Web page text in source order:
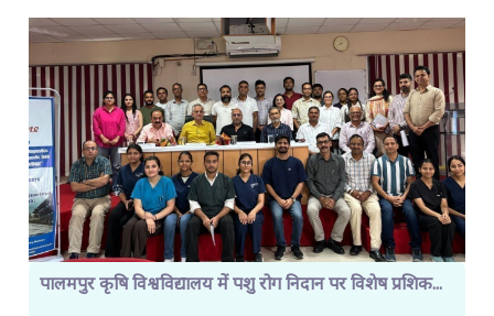
पालमपुर कृषि विश्वविद्यालय में पशु रोग निदान पर विशेष प्रशिक...